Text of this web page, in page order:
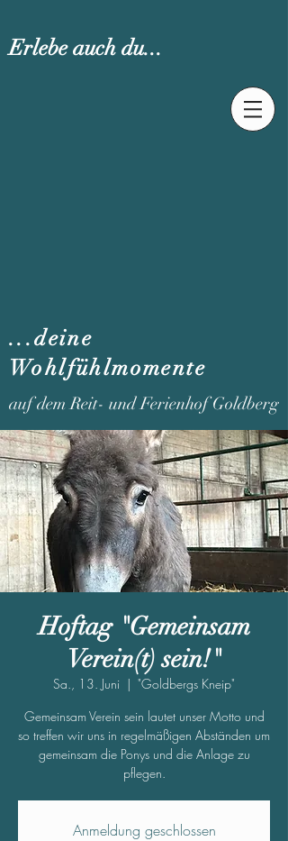
Erlebe auch du...
...deine
Wohlfühlmomente
auf dem Reit- und Ferienhof Goldberg
Hoftag "Gemeinsam
Verein(t) sein!"
Sa., 13. Juni
  |
"Goldbergs Kneip"
Gemeinsam Verein sein lautet unser Motto und
so treffen wir uns in regelmäßigen Abständen um
gemeinsam die Ponys und die Anlage zu
pflegen.
Anmeldung geschlossen